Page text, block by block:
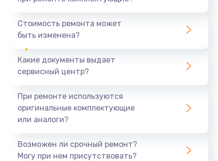
1440 руб.
Ремонт южного моста
Замена батарейки BIOS
Заказать
Стоимость ремонта может
быть изменена?
Какие документы выдает
сервисный центр?
При ремонте используются
оригинальные комплектующие
или аналоги?
Возможен ли срочный ремонт?
Могу при нем присутствовать?